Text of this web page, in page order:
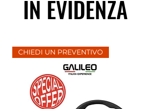
IN EVIDENZA
CHIEDI UN PREVENTIVO